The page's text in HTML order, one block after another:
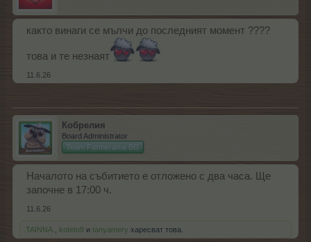
както винаги се мълчи до последният момент ????
това и те незнаят
11.6.26
Кобрелия
Board Administrator
Team Farmerama BG
Началото на събитието е отложено с два часа. Ще
започне в 17:00 ч.
11.6.26
.TAINNA. koteto9 и tanyamery харесват това.